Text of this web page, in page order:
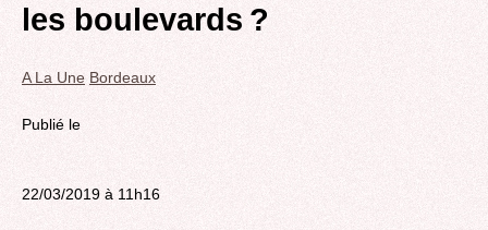
les boulevards ?
A La Une Bordeaux
Publié le
22/03/2019 à 11h16